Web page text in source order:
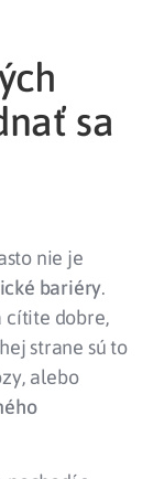
sa
nie je
bariéry.
cítite dobre,
strane sú to
alebo